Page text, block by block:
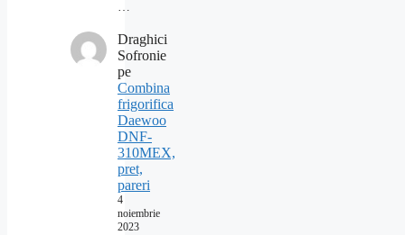
Draghici
Sofronie
pe
Combina
frigorifica
Daewoo
DNF-
310MEX,
pret,
pareri
4
noiembrie
2023